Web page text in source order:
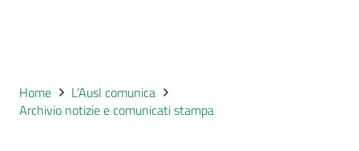
Home
L’Ausl comunica
Archivio notizie e comunicati stampa